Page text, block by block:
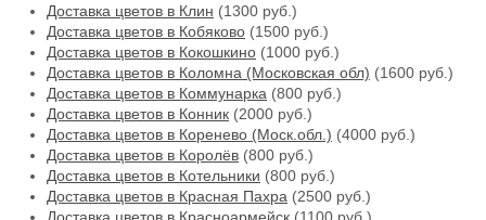
Доставка цветов в Клин (1300 руб.)
Доставка цветов в Кобяково (1500 руб.)
Доставка цветов в Кокошкино (1000 руб.)
Доставка цветов в Коломна (Московская обл) (1600 руб.)
Доставка цветов в Коммунарка (800 руб.)
Доставка цветов в Конник (2000 руб.)
Доставка цветов в Коренево (Моск.обл.) (4000 руб.)
Доставка цветов в Королёв (800 руб.)
Доставка цветов в Котельники (800 руб.)
Доставка цветов в Красная Пахра (2500 руб.)